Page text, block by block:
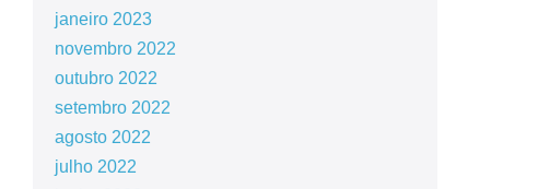
janeiro 2023
novembro 2022
outubro 2022
setembro 2022
agosto 2022
julho 2022